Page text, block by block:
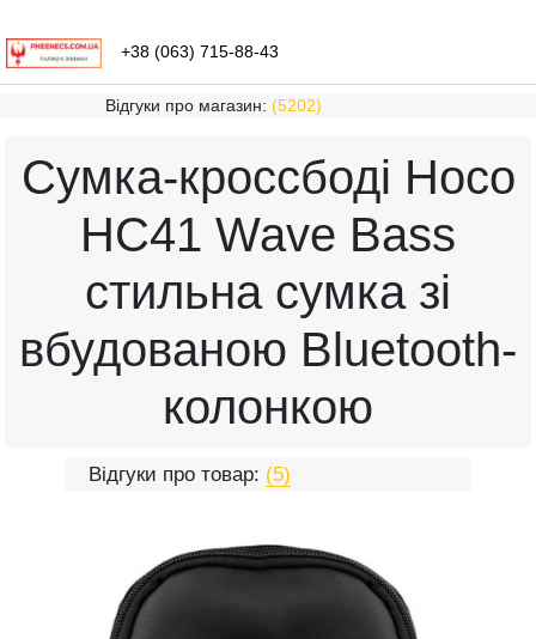
+38 (063) 715-88-43
Відгуки про магазин: (5202)
Сумка-кроссбоді Hoco
HC41 Wave Bass
стильна сумка зі
вбудованою Bluetooth-
колонкою
Відгуки про товар: (5)